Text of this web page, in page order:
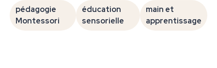
pédagogie
Montessori
éducation
sensorielle
main et
apprentissage